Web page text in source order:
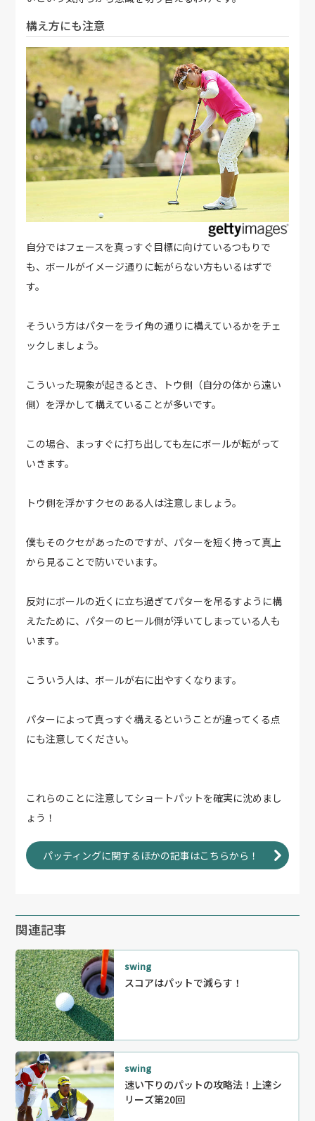
構え方にも注意
自分ではフェースを真っすぐ目標に向けているつもりで
も、ボールがイメージ通りに転がらない方もいるはずで
す。
そういう方はパターをライ角の通りに構えているかをチェ
ックしましょう。
こういった現象が起きるとき、トウ側（自分の体から遠い
側）を浮かして構えていることが多いです。
この場合、まっすぐに打ち出しても左にボールが転がって
いきます。
トウ側を浮かすクセのある人は注意しましょう。
僕もそのクセがあったのですが、パターを短く持って真上
から見ることで防いでいます。
反対にボールの近くに立ち過ぎてパターを吊るすように構
えたために、パターのヒール側が浮いてしまっている人も
います。
こういう人は、ボールが右に出やすくなります。
パターによって真っすぐ構えるということが違ってくる点
にも注意してください。
これらのことに注意してショートパットを確実に沈めまし
ょう！
パッティングに関するほかの記事はこちらから！
関連記事
swing
スコアはパットで減らす！
swing
速い下りのパットの攻略法！上達シ
リーズ第20回